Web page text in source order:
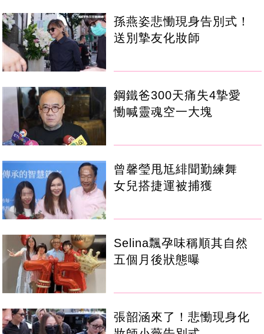
孫燕姿悲慟現身告別式！
送別摯友化妝師
鋼鐵爸300天痛失4摯愛
慟喊靈魂空一大塊
曾馨瑩甩尪緋聞勤練舞
女兒搭捷運被捕獲
Selina飄孕味稱順其自然
五個月後狀態曝
張韶涵來了！悲慟現身化